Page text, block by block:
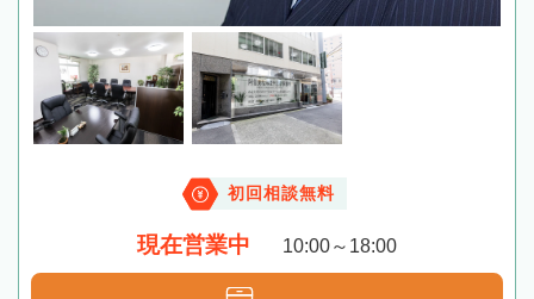
初回相談無料
現在営業中 10:00～18:00